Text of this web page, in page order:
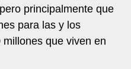
principalmente que
para las y los
que viven en